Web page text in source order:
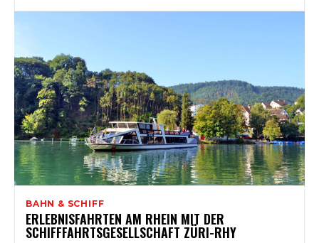
BAHN & SCHIFF
ERLEBNISFAHRTEN AM RHEIN MIT DER
SCHIFFFAHRTSGESELLSCHAFT ZÜRI-RHY